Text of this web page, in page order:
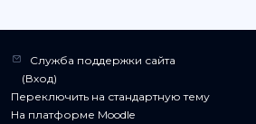
Служба поддержки сайта
⠀ (Вход)
Переключить на стандартную тему
На платформе Moodle